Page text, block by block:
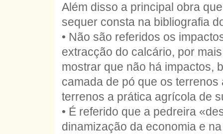
Além disso a principal obra
sequer consta na bibliografia
• Não são referidos os
extracção do calcário, por
mostrar que não há impactos,
camada de pó que os
terrenos a prática agrícola de
• É referido que a pedreira
dinamização da economia e